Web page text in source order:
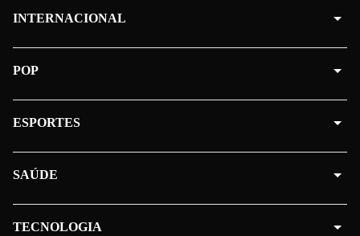
INTERNACIONAL
POP
ESPORTES
SAÚDE
TECNOLOGIA